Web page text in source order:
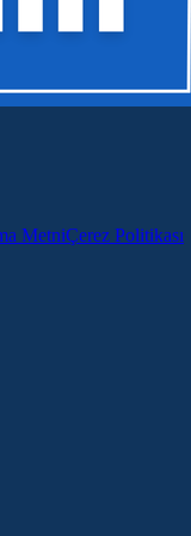
MetniÇerez Politikası